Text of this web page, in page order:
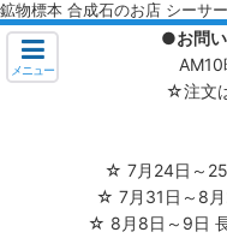
鉱物標本 合成石のお店 シーサ
メニュー
●お問
AM10
☆注文
☆ 7月24日～
☆ 7月31日～8月
☆ 8月8日～9日